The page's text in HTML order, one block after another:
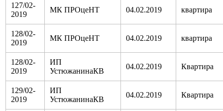
127/02-
2019
МК ПРОцеНТ 04.02.2019 квартира
128/02-
2019
МК ПРОцеНТ 04.02.2019 квартира
128/02-
2019
ИП
УстюжанинаКВ
04.02.2019 Квартира
129/02-
2019
ИП
УстюжанинаКВ
04.02.2019 Квартира